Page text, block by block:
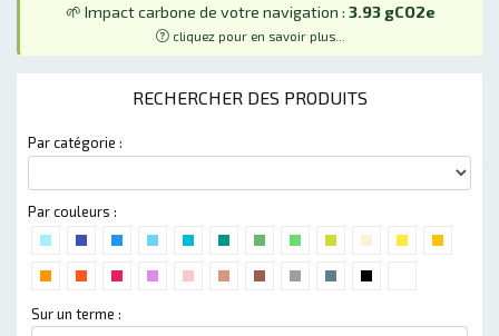
🌱 Impact carbone de votre navigation : 3.93 gCO2e
cliquez pour en savoir plus...
RECHERCHER DES PRODUITS
Par catégorie :
Par couleurs :
Sur un terme :